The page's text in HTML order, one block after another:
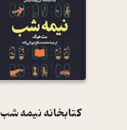
کتابخانه نیمه شب